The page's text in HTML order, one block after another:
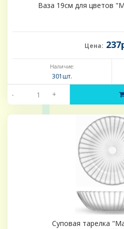
Ваза 19см для цветов
Цена:
Наличие:
301шт.
- +
Суповая тарелка